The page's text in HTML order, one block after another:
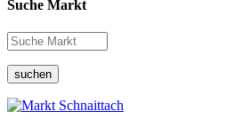
Suche Markt
suchen